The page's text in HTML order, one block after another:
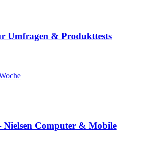
Umfragen & Produkttests
Nielsen Computer & Mobile